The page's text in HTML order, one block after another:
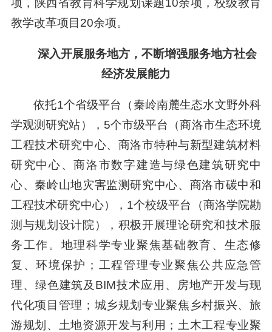
教学改革项目20余项。
深入开展服务地方，不断增强服务地方社会
经济发展能力
依托1个省级平台（秦岭南麓生态水文野外科
学观测研究站），5个市级平台（商洛市生态环境
工程技术研究中心、商洛市特种与新型建筑材料
研究中心、商洛市数字建造与绿色建筑研究中
心、秦岭山地灾害监测研究中心、商洛市碳中和
工程技术研究中心），1个校级平台（商洛学院勘
测与规划设计院），积极开展理论研究和技术服
务工作。地理科学专业聚焦基础教育、生态修
复、环境保护；工程管理专业聚焦公共应急管
理、绿色建筑及BIM技术应用、房地产开发与现
代化项目管理；城乡规划专业聚焦乡村振兴、旅
游规划、土地资源开发与利用；土木工程专业聚